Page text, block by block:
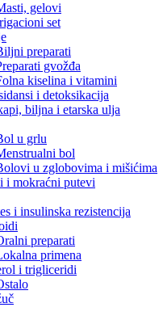
gelovi
set
preparati
gvožđa
kiselina i vitamini
i detoksikacija
biljna i etarska ulja
u grlu
bol
u zglobovima i mišićima
i mokraćni putevi
i insulinska rezistencija
preparati
primena
i trigliceridi